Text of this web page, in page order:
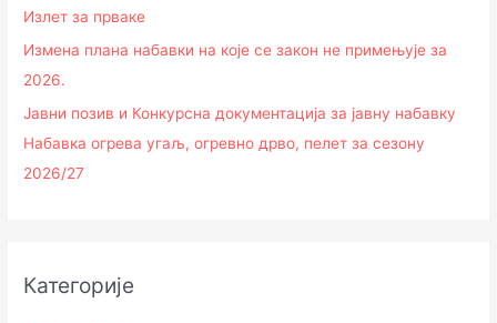
Излет за прваке
Измена плана набавки на које се закон не примењује за
2026.
Јавни позив и Конкурсна документација за јавну набавку
Набавка огрева угаљ, огревно дрво, пелет за сезону
2026/27
Категорије